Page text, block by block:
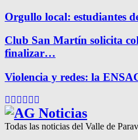
Orgullo local: estudiantes
Club San Martín solicita
finalizar…
Violencia y redes: la
Facebook
Twitter
Instagram
Pinterest
Google
Todas las noticias del Valle de